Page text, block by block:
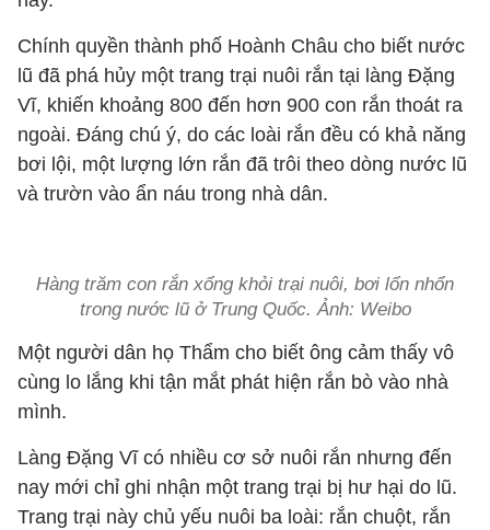
Chính quyền thành phố Hoành Châu cho biết nước
lũ đã phá hủy một trang trại nuôi rắn tại làng Đặng
Vĩ, khiến khoảng 800 đến hơn 900 con rắn thoát ra
ngoài. Đáng chú ý, do các loài rắn đều có khả năng
bơi lội, một lượng lớn rắn đã trôi theo dòng nước lũ
và trườn vào ẩn náu trong nhà dân.
Hàng trăm con rắn xổng khỏi trại nuôi, bơi lổn nhổn
trong nước lũ ở Trung Quốc. Ảnh: Weibo
Một người dân họ Thẩm cho biết ông cảm thấy vô
cùng lo lắng khi tận mắt phát hiện rắn bò vào nhà
mình.
Làng Đặng Vĩ có nhiều cơ sở nuôi rắn nhưng đến
nay mới chỉ ghi nhận một trang trại bị hư hại do lũ.
Trang trại này chủ yếu nuôi ba loài: rắn chuột, rắn